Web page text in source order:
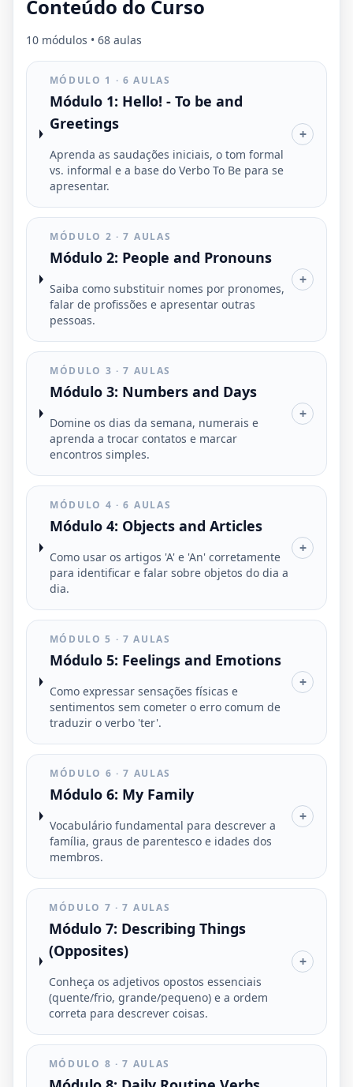
Conteúdo do Curso
10 módulos • 68 aulas
MÓDULO 1 · 6 AULAS
Módulo 1: Hello! - To be and
Greetings
Aprenda as saudações iniciais, o tom formal
vs. informal e a base do Verbo To Be para se
apresentar.
+
MÓDULO 2 · 7 AULAS
Módulo 2: People and Pronouns
Saiba como substituir nomes por pronomes,
falar de profissões e apresentar outras
pessoas.
+
MÓDULO 3 · 7 AULAS
Módulo 3: Numbers and Days
Domine os dias da semana, numerais e
aprenda a trocar contatos e marcar
encontros simples.
+
MÓDULO 4 · 6 AULAS
Módulo 4: Objects and Articles
Como usar os artigos 'A' e 'An' corretamente
para identificar e falar sobre objetos do dia a
dia.
+
MÓDULO 5 · 7 AULAS
Módulo 5: Feelings and Emotions
Como expressar sensações físicas e
sentimentos sem cometer o erro comum de
traduzir o verbo 'ter'.
+
MÓDULO 6 · 7 AULAS
Módulo 6: My Family
Vocabulário fundamental para descrever a
família, graus de parentesco e idades dos
membros.
+
MÓDULO 7 · 7 AULAS
Módulo 7: Describing Things
(Opposites)
Conheça os adjetivos opostos essenciais
(quente/frio, grande/pequeno) e a ordem
correta para descrever coisas.
+
MÓDULO 8 · 7 AULAS